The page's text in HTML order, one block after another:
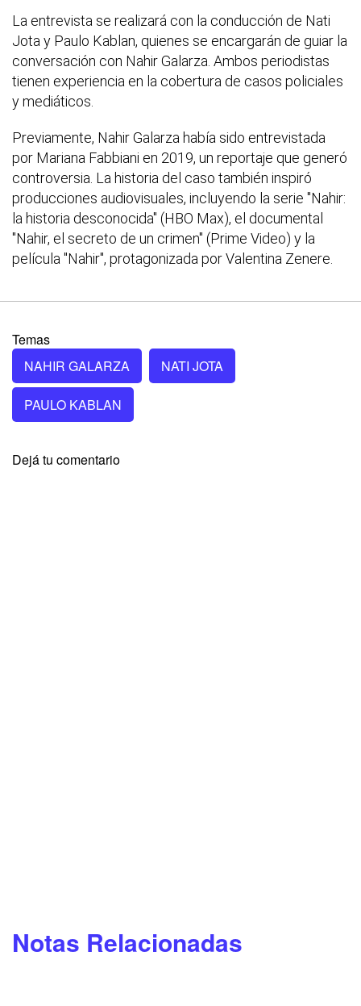
La entrevista se realizará con la conducción de Nati
Jota y Paulo Kablan, quienes se encargarán de guiar la
conversación con Nahir Galarza. Ambos periodistas
tienen experiencia en la cobertura de casos policiales
y mediáticos.
Previamente, Nahir Galarza había sido entrevistada
por Mariana Fabbiani en 2019, un reportaje que generó
controversia. La historia del caso también inspiró
producciones audiovisuales, incluyendo la serie "Nahir:
la historia desconocida" (HBO Max), el documental
"Nahir, el secreto de un crimen" (Prime Video) y la
película "Nahir", protagonizada por Valentina Zenere.
Temas
NAHIR GALARZA
NATI JOTA
PAULO KABLAN
Dejá tu comentario
Notas Relacionadas